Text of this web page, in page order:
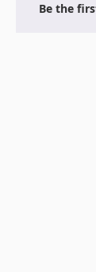
Be the